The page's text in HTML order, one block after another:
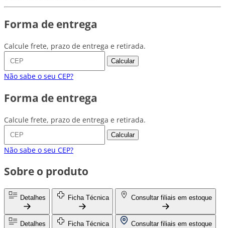
Forma de entrega
Calcule frete, prazo de entrega e retirada.
Calcular
Não sabe o seu CEP?
Forma de entrega
Calcule frete, prazo de entrega e retirada.
Calcular
Não sabe o seu CEP?
Sobre o produto
Detalhes Ficha Técnica Consultar filiais em estoque
Detalhes Ficha Técnica Consultar filiais em estoque